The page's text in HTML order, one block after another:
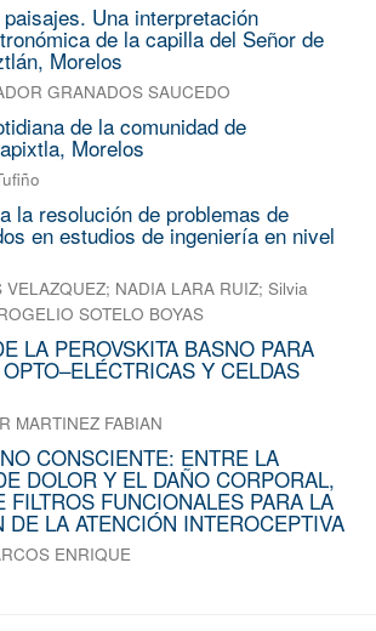
Una interpretación
de la capilla del Señor de
Morelos
GRANADOS SAUCEDO
de la comunidad de
Morelos
la resolución de problemas de
en estudios de ingeniería en nivel
VELAZQUEZ; NADIA LARA RUIZ; Silvia
SOTELO BOYAS
LA PEROVSKITA BASNO PARA
Y CELDAS
MARTINEZ FABIAN
CONSCIENTE: ENTRE LA
DOLOR Y EL DAÑO CORPORAL,
FILTROS FUNCIONALES PARA LA
DE LA ATENCIÓN INTEROCEPTIVA
ENRIQUE